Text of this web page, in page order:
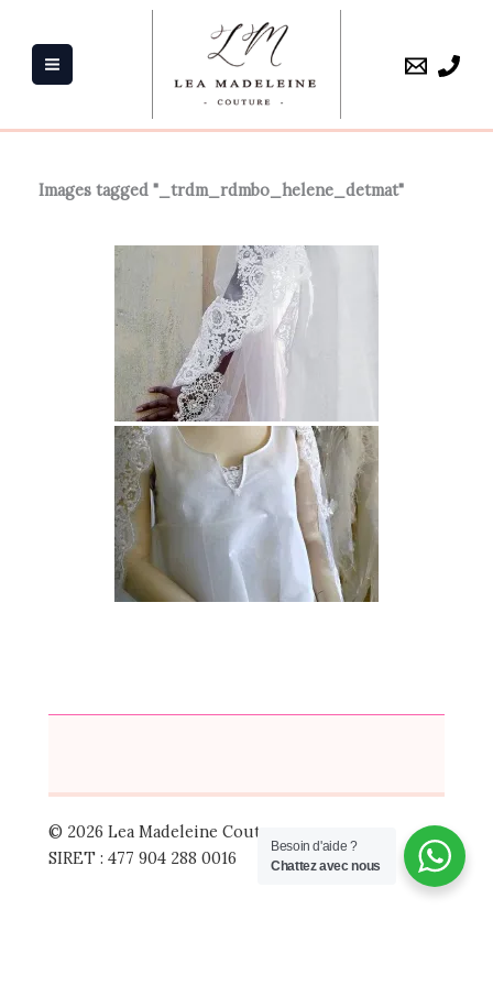
contenu
Images tagged "_trdm_rdmbo_helene_detmat"
© 2026 Lea Madeleine Couture
SIRET : 477 904 288 0016
Besoin d'aide ?
Chattez avec nous